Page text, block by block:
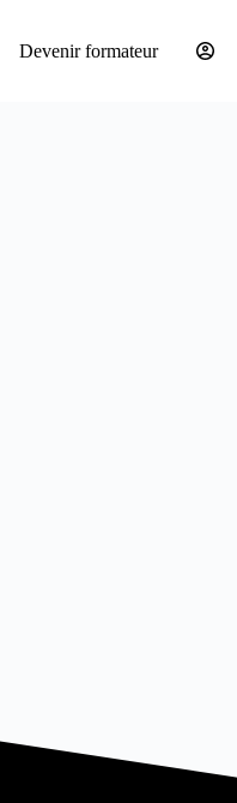
Devenir formateur